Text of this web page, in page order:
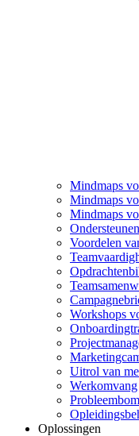
Mindmaps
Mindmaps
Mindmaps
Voordelen
Workshops
Uitrol van
Werkomvang
Oplossingen